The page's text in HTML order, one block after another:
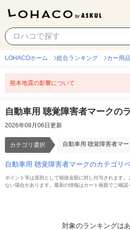
自動車用 聴覚障害者マーク
LOHACOホーム 総合ランキング カー用
熊本地震の影響について
自動車用 聴覚障害者マークの
2026年08月06日更新
カテゴリ選択 自動車用 聴覚障害者マー
自動車用 聴覚障害者マークのカテゴリ
ポイント等は原則として税抜金額に対し付与されます
ない場合があります。最新の情報はカート画面でご確認
対象のランキングは